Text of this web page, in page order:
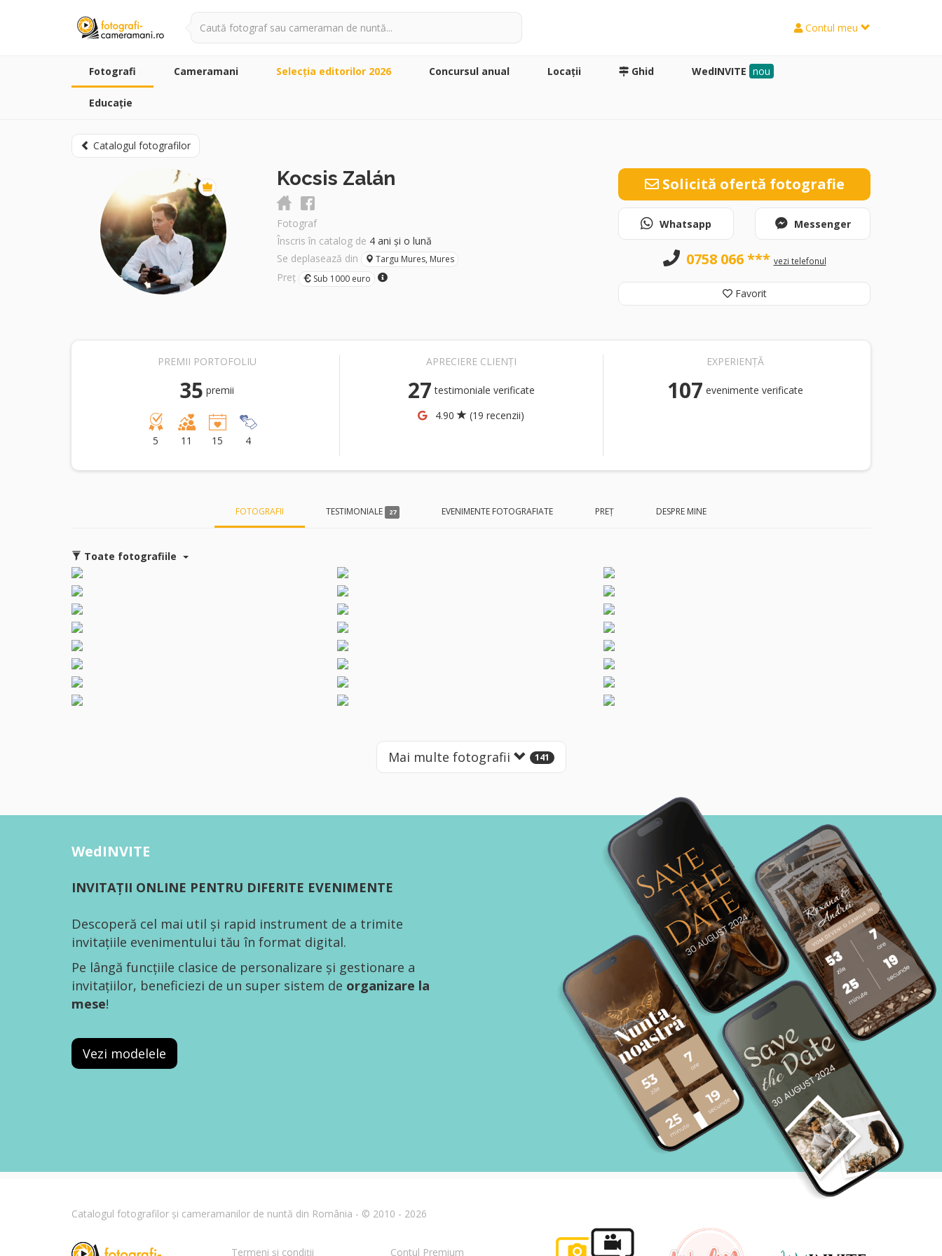
Contul meu
Fotografi Cameramani Selecţia editorilor 2026 Concursul anual Locaţii Ghid WedINVITE nou
Educație
Catalogul fotografilor
Kocsis Zalán
Fotograf
Înscris în catalog de 4 ani și o lună
Se deplasează din
Targu Mures, Mures
Preț Sub 1000 euro
Solicită ofertă fotografie
Whatsapp Messenger
0758 066 *** vezi telefonul
Favorit
PREMII PORTOFOLIU
35 premii
5 11 15 4
APRECIERE CLIENȚI
27 testimoniale verificate
4.90
(19 recenzii)
EXPERIENȚĂ
107 evenimente verificate
FOTOGRAFII TESTIMONIALE 27 EVENIMENTE FOTOGRAFIATE PREȚ DESPRE MINE
Toate fotografiile
Mai multe fotografii 141
WedINVITE
INVITAȚII ONLINE PENTRU DIFERITE EVENIMENTE
Descoperă cel mai util și rapid instrument de a trimite
invitațiile evenimentului tău în format digital.
Pe lângă funcțiile clasice de personalizare și gestionare a
invitațiilor, beneficiezi de un super sistem de organizare la
mese!
Vezi modelele
Catalogul fotografilor și cameramanilor de nuntă din România - © 2010 - 2026
Termeni și condiții Contul Premium